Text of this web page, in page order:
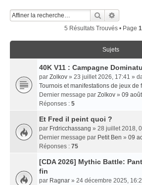
Rechercher
5 Résultats Trouvés • Page 1
Sujets
40K V11 : Campagne
par Zolkov » 23 juillet 2026, 17:41 »
Tournois et manifestations de jeux de
Dernier message par Zolkov » 09
Réponses : 5
Et Fred il peint quoi ?
par Frdricchassang » 28 juillet 2018,
Dernier message par Petit Ben » 09
Réponses : 75
[CDA 2026] Mythic Battle:
fin
par Ragnar » 24 décembre 2025,